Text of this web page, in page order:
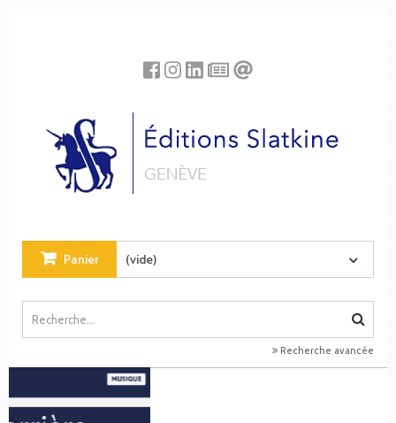
Panier (vide)
Recherche avancée